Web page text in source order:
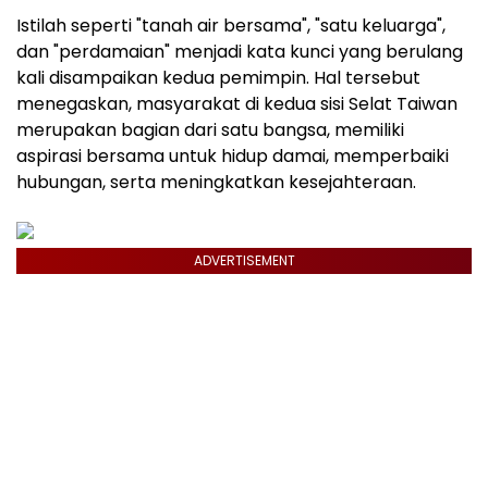
Istilah seperti "tanah air bersama", "satu keluarga",
dan "perdamaian" menjadi kata kunci yang berulang
kali disampaikan kedua pemimpin. Hal tersebut
menegaskan, masyarakat di kedua sisi Selat Taiwan
merupakan bagian dari satu bangsa, memiliki
aspirasi bersama untuk hidup damai, memperbaiki
hubungan, serta meningkatkan kesejahteraan.
ADVERTISEMENT